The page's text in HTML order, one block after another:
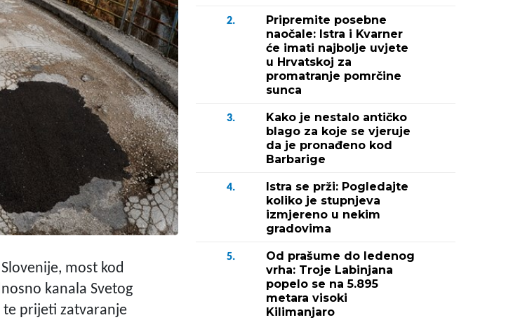
most kod
kanala Svetog
te prijeti zatvaranje
2.
Pripremite posebne
naočale: Istra i Kvarner
će imati najbolje uvjete
u Hrvatskoj za
promatranje pomrčine
sunca
3.
Kako je nestalo antičko
blago za koje se vjeruje
da je pronađeno kod
Barbarige
4.
Istra se prži: Pogledajte
koliko je stupnjeva
izmjereno u nekim
gradovima
5.
Od prašume do ledenog
vrha: Troje Labinjana
popelo se na 5.895
metara visoki
Kilimanjaro